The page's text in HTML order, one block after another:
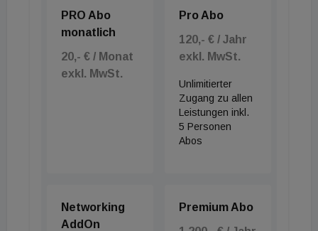
PRO Abo
monatlich
20,- € / Monat
exkl. MwSt.
Pro Abo
120,- € / Jahr
exkl. MwSt.
Unlimitierter
Zugang zu allen
Leistungen inkl.
5 Personen
Abos
Networking
AddOn
Premium Abo